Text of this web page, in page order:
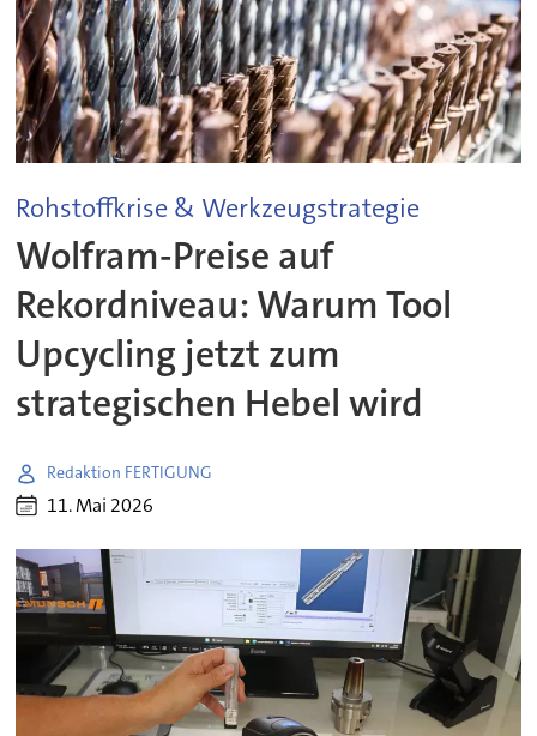
Rohstoffkrise & Werkzeugstrategie
Wolfram-Preise auf
Rekordniveau: Warum Tool
Upcycling jetzt zum
strategischen Hebel wird
Redaktion FERTIGUNG
11. Mai 2026